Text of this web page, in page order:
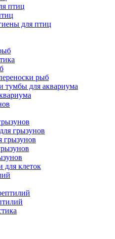
птиц
для птиц
рыб
тумбы для аквариума
грызунов
грызунов
для клеток